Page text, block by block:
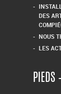
DES
NOUS
LES
PIEDS